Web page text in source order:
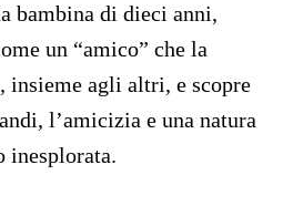
bambina di dieci anni,
un “amico” che la
insieme agli altri, e scopre
l’amicizia e una natura
inesplorata.